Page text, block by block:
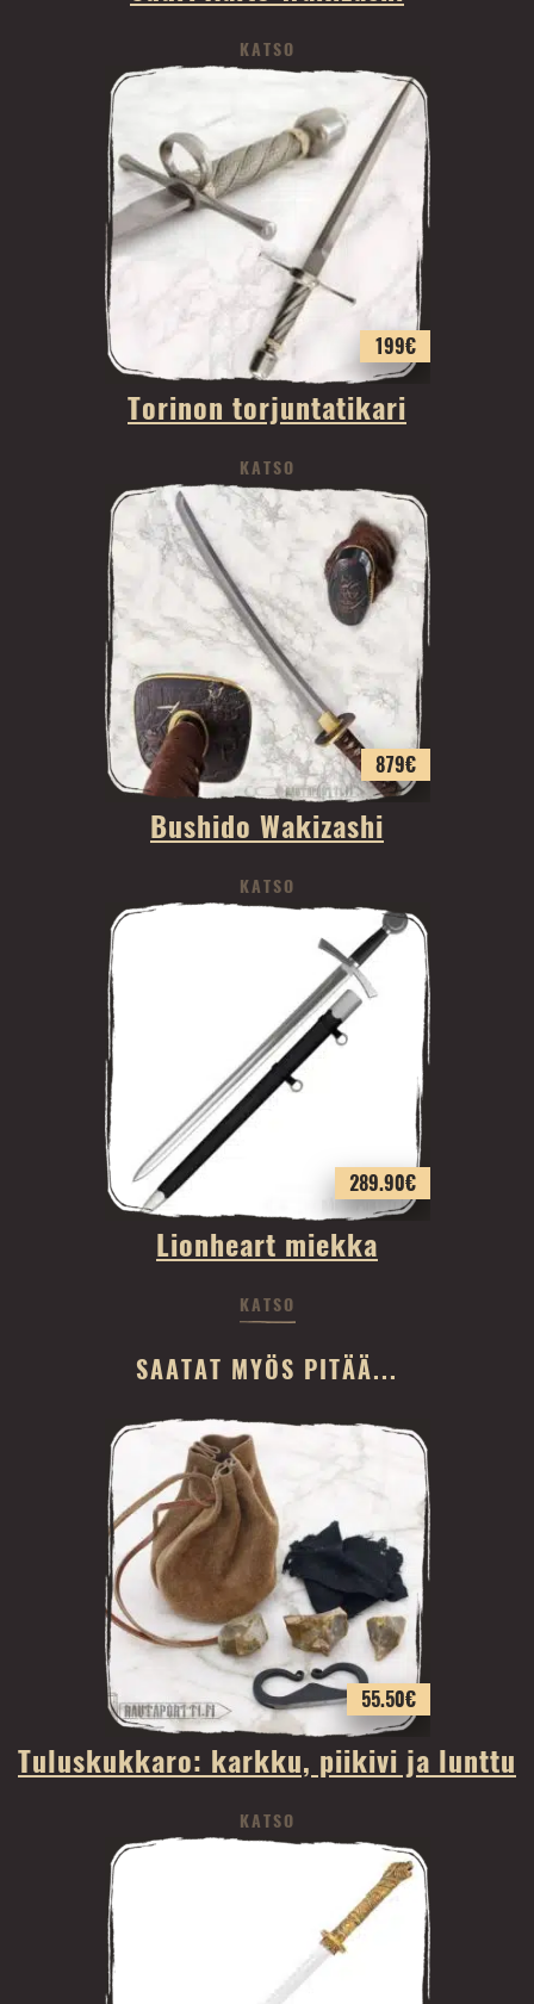
KATSO
199€
Torinon torjuntatikari
KATSO
879€
Bushido Wakizashi
KATSO
289.90€
Lionheart miekka
KATSO
SAATAT MYÖS PITÄÄ...
55.50€
Tuluskukkaro: karkku, piikivi ja lunttu
KATSO